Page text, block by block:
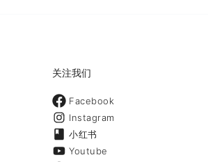
关注我们
Facebook
Instagram
小红书
Youtube